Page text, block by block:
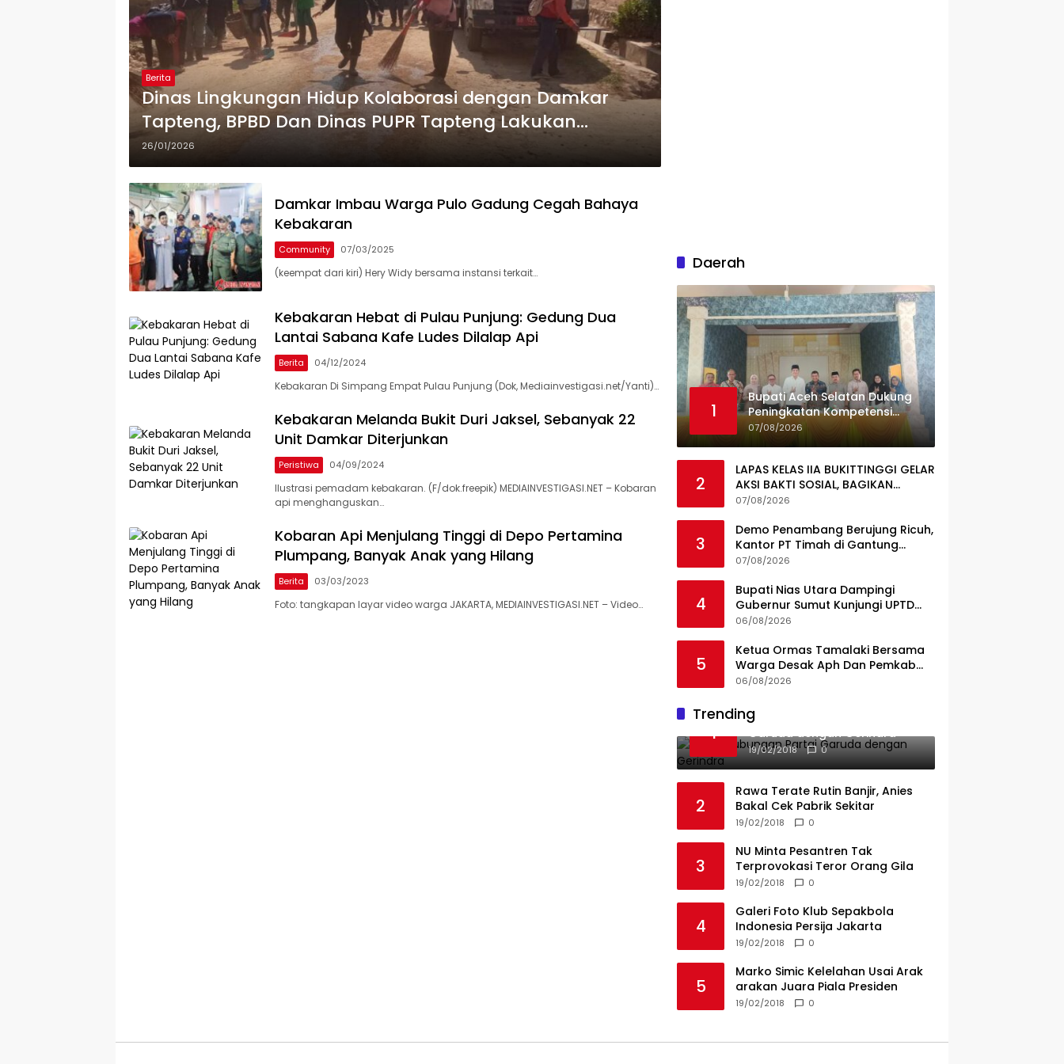
Berita
Dinas Lingkungan Hidup Kolaborasi dengan Damkar
Tapteng, BPBD Dan Dinas PUPR Tapteng Lakukan
Penyiraman Jalan Berdebu
26/01/2026
Damkar Imbau Warga Pulo Gadung Cegah Bahaya
Kebakaran
Community 07/03/2025
(keempat dari kiri) Hery Widy bersama instansi terkait…
Kebakaran Hebat di Pulau Punjung: Gedung Dua
Lantai Sabana Kafe Ludes Dilalap Api
Berita 04/12/2024
Kebakaran Di Simpang Empat Pulau Punjung (Dok, Mediainvestigasi.net/Yanti)…
Kebakaran Melanda Bukit Duri Jaksel, Sebanyak 22
Unit Damkar Diterjunkan
Peristiwa 04/09/2024
Ilustrasi pemadam kebakaran. (F/dok.freepik) MEDIAINVESTIGASI.NET – Kobaran
api menghanguskan…
Kobaran Api Menjulang Tinggi di Depo Pertamina
Plumpang, Banyak Anak yang Hilang
Berita 03/03/2023
Foto: tangkapan layar video warga JAKARTA, MEDIAINVESTIGASI.NET – Video…
Daerah
1
Bupati Aceh Selatan Dukung
Peningkatan Kompetensi
Guru, Pemkab Jajaki Kerja
Sama dengan Pascasarjana
07/08/2026
2
LAPAS KELAS IIA BUKITTINGGI GELAR
AKSI BAKTI SOSIAL, BAGIKAN
SEMBAKO KEPADA MASYARAKAT
07/08/2026
3
Demo Penambang Berujung Ricuh,
Kantor PT Timah di Gantung
Terbakar; Tuntutan Tata Niaga
07/08/2026
4
Bupati Nias Utara Dampingi
Gubernur Sumut Kunjungi UPTD
Puskesmas Lahewa
06/08/2026
5
Ketua Ormas Tamalaki Bersama
Warga Desak Aph Dan Pemkab
Konsel Tangkap Pelaku Angkut
PT KAP Melintas Jalan Umum
06/08/2026
Trending
1
Ini Dia Hubungan Partai
Garuda dengan Gerindra
19/02/2018 0
2
Rawa Terate Rutin Banjir, Anies
Bakal Cek Pabrik Sekitar
19/02/2018 0
3
NU Minta Pesantren Tak
Terprovokasi Teror Orang Gila
19/02/2018 0
4
Galeri Foto Klub Sepakbola
Indonesia Persija Jakarta
19/02/2018 0
5
Marko Simic Kelelahan Usai Arak
arakan Juara Piala Presiden
19/02/2018 0